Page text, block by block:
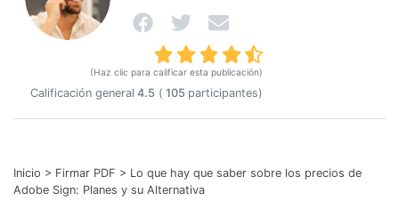
(Haz clic para calificar esta publicación)
Calificación general 4.5 ( 105 participantes)
Inicio > Firmar PDF > Lo que hay que saber sobre los precios de
Adobe Sign: Planes y su Alternativa